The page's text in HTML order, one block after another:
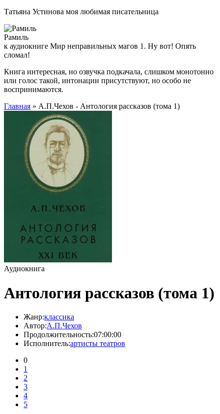
Татьяна Устинова моя любимая писательница
Рамиль
к аудиокниге Мир неправильных магов 1. Ну вот! Опять
сломал!
Книга интересная, но озвучка подкачала, слишком монотонно
или голос такой, интонации присутствуют, но особо не
воспринимаются.
Главная » А.П.Чехов - Антология рассказов (тома 1)
Аудиокнига
Антология рассказов (тома 1)
Жанр:классика
Автор:А.П.Чехов
Продолжительность:07:00:00
Исполнитель:артисты театров
0
1
2
3
4
5